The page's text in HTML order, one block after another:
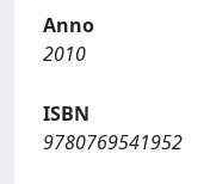
Anno
2010
ISBN
9780769541952